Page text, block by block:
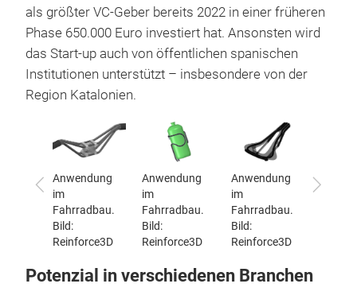
als größter VC-Geber bereits 2022 in einer früheren
Phase 650.000 Euro investiert hat. Ansonsten wird
das Start-up auch von öffentlichen spanischen
Institutionen unterstützt – insbesondere von der
Region Katalonien.
Zurück Vor
Anwendung
im
Fahrradbau.
Bild:
Reinforce3D
Anwendung
im
Fahrradbau.
Bild:
Reinforce3D
Anwendung
im
Fahrradbau.
Bild:
Reinforce3D
Potenzial in verschiedenen Branchen